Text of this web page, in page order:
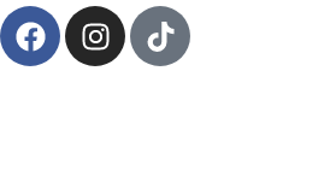
F
a
I
n
T
i